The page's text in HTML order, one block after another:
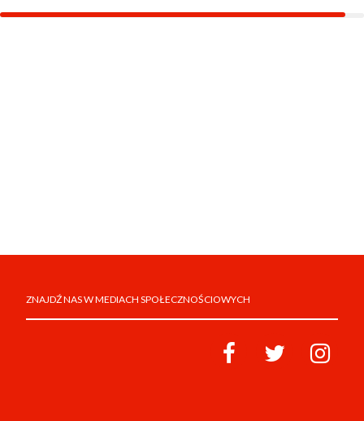
ZNAJDŹ NAS W MEDIACH SPOŁECZNOŚCIOWYCH